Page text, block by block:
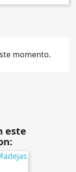
momento.
este